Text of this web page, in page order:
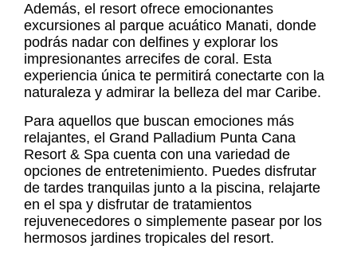
Además, el resort ofrece emocionantes
excursiones al parque acuático Manati, donde
podrás nadar con delfines y explorar los
impresionantes arrecifes de coral. Esta
experiencia única te permitirá conectarte con la
naturaleza y admirar la belleza del mar Caribe.
Para aquellos que buscan emociones más
relajantes, el Grand Palladium Punta Cana
Resort & Spa cuenta con una variedad de
opciones de entretenimiento. Puedes disfrutar
de tardes tranquilas junto a la piscina, relajarte
en el spa y disfrutar de tratamientos
rejuvenecedores o simplemente pasear por los
hermosos jardines tropicales del resort.